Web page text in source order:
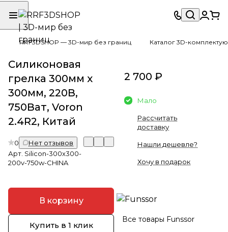
RRF3DSHOP — 3D-мир без границ Каталог 3D-
Силиконовая
грелка 300мм х
300мм, 220В,
750Ват, Voron
2.4R2, Китай
0
Нет отзывов
Арт. Silicon-300x300-
200v-750w-CHINA
В корзину
Купить в 1 клик
2 700 ₽
Мало
Рассчитать
доставку
Нашли дешевле?
Хочу в подарок
Все товары Funssor